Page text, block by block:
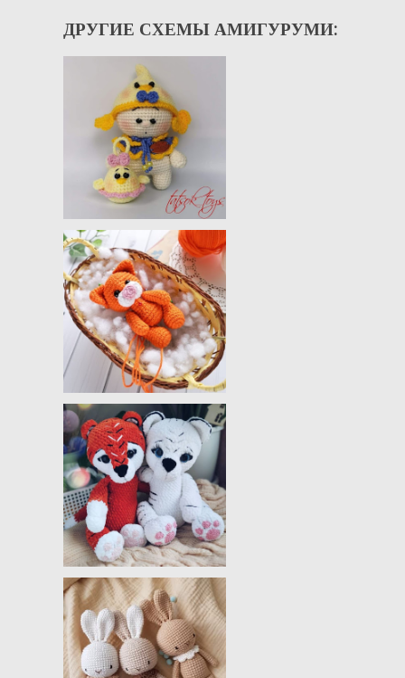
ДРУГИЕ СХЕМЫ АМИГУРУМИ: